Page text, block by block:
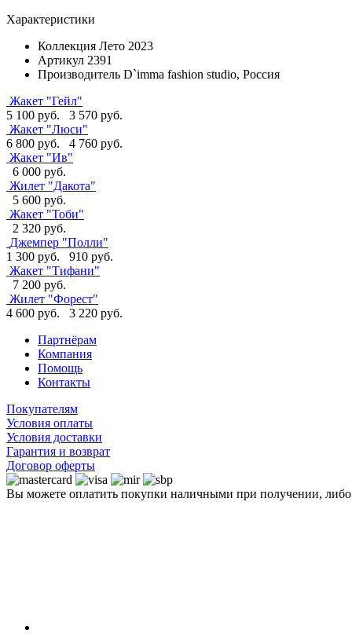
Характеристики
Коллекция Лето 2023
Артикул 2391
Производитель D`imma fashion studio, Россия
Жакет "Гейл"
5 100 руб.
3 570 руб.
Жакет "Люси"
6 800 руб.
4 760 руб.
Жакет "Ив"
6 000 руб.
Жилет "Дакота"
5 600 руб.
Жакет "Тоби"
2 320 руб.
Джемпер "Полли"
1 300 руб.
910 руб.
Жакет "Тифани"
7 200 руб.
Жилет "Форест"
4 600 руб.
3 220 руб.
Партнёрам
Компания
Помощь
Контакты
Покупателям
Условия оплаты
Условия доставки
Гарантия и возврат
Договор оферты
Вы можете оплатить покупки наличными при получении,